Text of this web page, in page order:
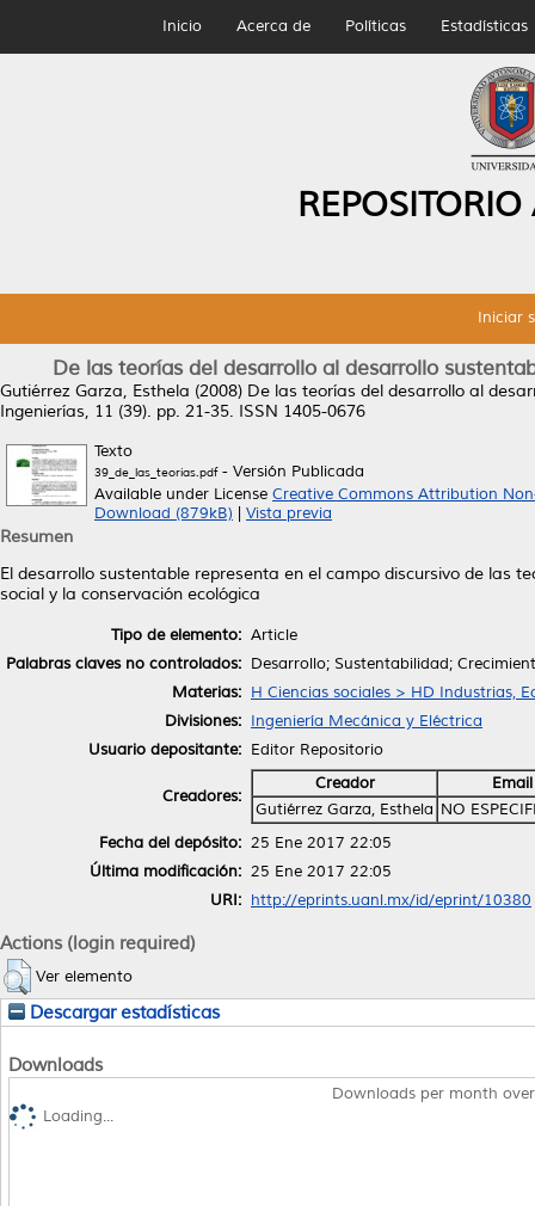
Inicio Acerca de Políticas Estadísticas
Iniciar
De las teorías del desarrollo al desarrollo
Gutiérrez Garza, Esthela (2008) De las teorías del desarrollo al
Ingenierías, 11 (39). pp. 21-35. ISSN 1405-0676
Texto
39_de_las_teorias.pdf- Versión Publicada
Available under License Creative Commons Attribution
Download (879kB)
Vista previa
Resumen
El desarrollo sustentable representa en el campo discursivo de las
social y la conservación ecológica
Tipo de elemento: Article
Palabras claves no controlados: Desarrollo; Sustentabilidad;
Materias: H Ciencias sociales > HD Industrias,
Divisiones: Ingeniería Mecánica y Eléctrica
Usuario depositante: Editor Repositorio
Creadores:
Creador
Email
Gutiérrez Garza, Esthela NO
Fecha del depósito: 25 Ene 2017 22:05
Última modificación: 25 Ene 2017 22:05
URI: http://eprints.uanl.mx/id/eprint/10380
Actions (login required)
Ver elemento
Descargar estadísticas
Downloads
Downloads per month
Loading...